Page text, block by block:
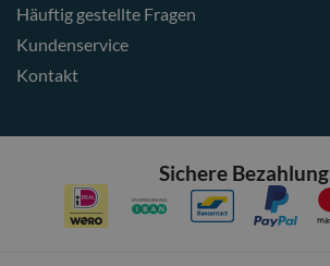
Häuftig gestellte Fragen
Kundenservice
Kontakt
Sichere Bezahlung